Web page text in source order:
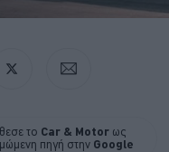
το Car & Motor ως
πηγή στην Google